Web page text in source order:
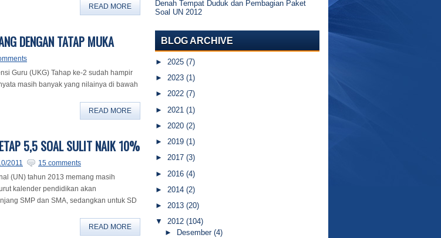
READ MORE
DENGAN TATAP MUKA
Guru (UKG) Tahap ke-2 sudah hampir
masih banyak yang nilainya di bawah
READ MORE
5,5 SOAL SULIT NAIK 10%
2011
15 comments
(UN) tahun 2013 memang masih
kalender pendidikan akan
SMP dan SMA, sedangkan untuk SD
READ MORE
Denah Tempat Duduk dan Pembagian Paket
Soal UN 2012
BLOG ARCHIVE
► 2025 (7)
► 2023 (1)
► 2022 (7)
► 2021 (1)
► 2020 (2)
► 2019 (1)
► 2017 (3)
► 2016 (4)
► 2014 (2)
► 2013 (20)
▼
2012 (104)
► Desember (4)